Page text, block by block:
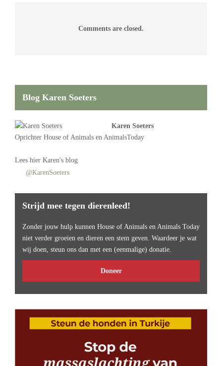
Comments are closed.
Blog Karen Soeters
Karen Soeters
Oprichter House of Animals en AnimalsToday
Lees hier Karen's blog
@KarenSoeters
Strijd mee tegen dierenleed!
Zonder jouw hulp kunnen House of Animals en Animals Today
niet verder groeien en dieren een stem geven. Waardeer je wat
wij doen, steun ons dan met een (eenmalige) donatie.
Doneer